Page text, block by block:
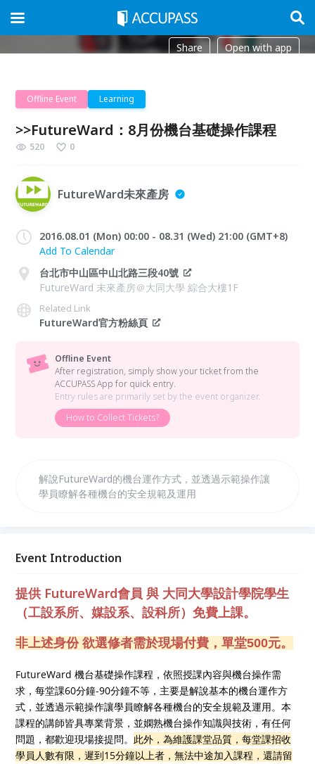
Share Open with app
Offline Event Learning
>>FutureWard：8月份機台基礎操作課程
520 0
FutureWard未來產房
2016.08.01 (Mon) 00:00 - 08.31 (Wed) 21:00 (GMT+8)
Add To Calendar
台北市中山區中山北路三段40號
FutureWard 未來產房＠大同大學 綜合大樓1F
Related Link
FutureWard官方粉絲頁
Offline Event
After registration, simply show your ticket from the
ACCUPASS App for quick entry.
Entry rules are primarily set by the event organizer.
How to Collect Tickets?
解說FutureWard的機台運作方式，並透過示範操作讓
學員瞭解各種機台的安全規範及運用
Event Introduction
提供 FutureWard會員 與 大同大學設計學院學生
（工設系所、媒設系、設科所）免費上課。
非上述身份 欲選修者需於現場付費，單堂500元。
FutureWard 機台基礎操作課程，依照授課內容與機台操作需
求，每堂課60分鐘-90分鐘不等，主要是解說基本的機台運作方
式，並透過示範操作讓學員瞭解各種機台的安全規範及運用。本
課程的講師皆具專業背景，並嫻熟機台操作知識與技術，有任何
問題，都歡迎現場接提問。 此外，為維護課堂品質，每堂課招收
學員人數有限，遲到15分鐘以上者，無法中途加入課程，還請留